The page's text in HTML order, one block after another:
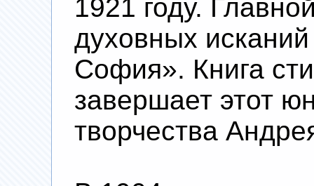
1921 году.
духовных
София». Книга
завершает этот
творчества